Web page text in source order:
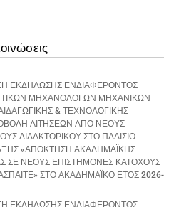
ΕΚΔΗΛΩΣΗΣ ΕΝΔΙΑΦΕΡΟΝΤΟΣ
ΜΗΧΑΝΟΛΟΓΩΝ ΜΗΧΑΝΙΚΩΝ
& ΤΕΧΝΟΛΟΓΙΚΗΣ
ΑΙΤΗΣΕΩΝ ΑΠΟ ΝΕΟΥΣ
ΔΙΔΑΚΤΟΡΙΚΟΥ ΣΤΟ ΠΛΑΙΣΙΟ
«ΑΠΟΚΤΗΣΗ ΑΚΑΔΗΜΑΪΚΗΣ
ΣΕ ΝΕΟΥΣ ΕΠΙΣΤΗΜΟΝΕΣ ΚΑΤΟΧΟΥΣ
ΣΤΟ ΑΚΑΔΗΜΑΪΚΟ ΕΤΟΣ 2026-
ΕΚΔΗΛΩΣΗΣ ΕΝΔΙΑΦΕΡΟΝΤΟΣ